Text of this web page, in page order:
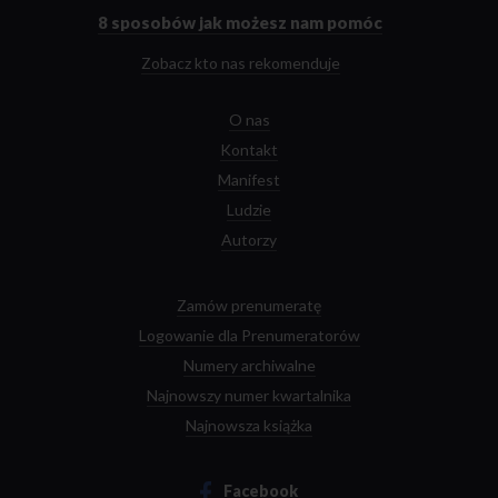
8 sposobów jak możesz nam pomóc
Zobacz kto nas rekomenduje
O nas
Kontakt
Manifest
Ludzie
Autorzy
Zamów prenumeratę
Logowanie dla Prenumeratorów
Numery archiwalne
Najnowszy numer kwartalnika
Najnowsza książka
Facebook